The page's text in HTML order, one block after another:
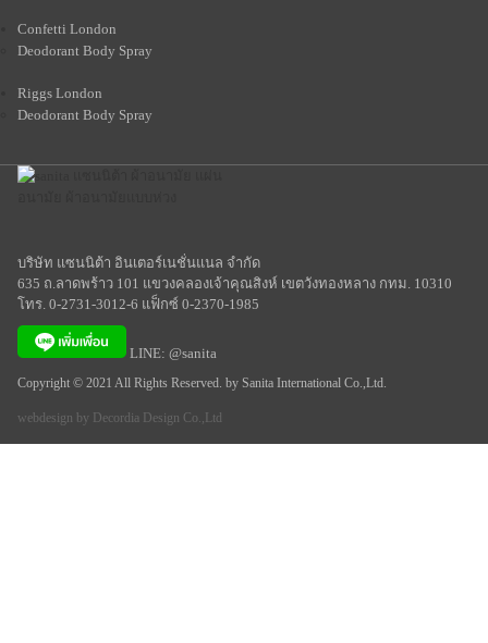
Confetti London
Deodorant Body Spray
Riggs London
Deodorant Body Spray
บริษัท แซนนิต้า อินเตอร์เนชั่นแนล จำกัด
635 ถ.ลาดพร้าว 101 แขวงคลองเจ้าคุณสิงห์ เขตวังทองหลาง กทม. 10310
โทร. 0-2731-3012-6 แฟ็กซ์ 0-2370-1985
LINE: @sanita
Copyright © 2021 All Rights Reserved. by Sanita International Co.,Ltd.
webdesign by Decordia Design Co.,Ltd